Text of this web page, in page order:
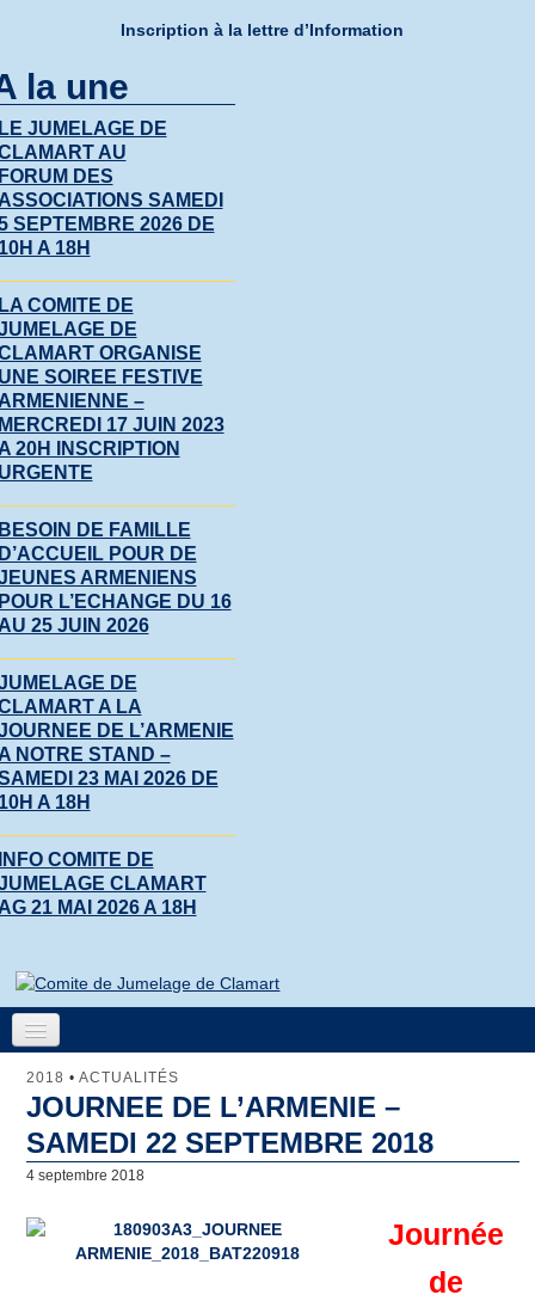
Inscription à la lettre d’Information
la une
JUMELAGE DE
AU
DES
SAMEDI
SEPTEMBRE 2026 DE
A 18H
COMITE DE
DE
ORGANISE
SOIREE FESTIVE
–
17 JUIN 2023
20H INSCRIPTION
DE FAMILLE
POUR DE
ARMENIENS
L’ECHANGE DU 16
25 JUIN 2026
DE
A LA
DE L’ARMENIE
NOTRE STAND –
23 MAI 2026 DE
A 18H
COMITE DE
CLAMART
21 MAI 2026 A 18H
Accueil
Jumelage
Clamart
North Lincolnshire
2018 • ACTUALITÉS
JOURNEE DE L’ARMENIE –
SAMEDI 22 SEPTEMBRE 2018
4 septembre 2018
Journée
de